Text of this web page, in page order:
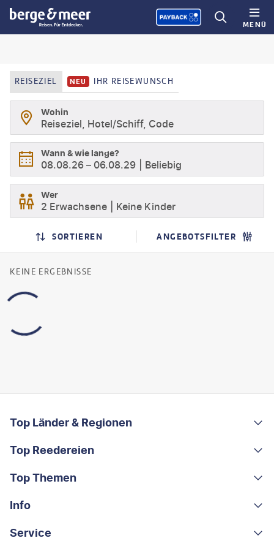
MENÜ
REISEZIEL NEU IHR REISEWUNSCH
Wohin
Reiseziel, Hotel/Schiff, Code
Wann & wie lange?
08.08.26 – 06.08.29 Beliebig
Wer
2 Erwachsene Keine Kinder
SUCHLISTENSEITE
SUCHERGEBNISSE
SORTIEREN ANGEBOTSFILTER
KEINE ERGEBNISSE
Footer navigation
Top Länder & Regionen
Portugal
Albanien
Griechenland
Top Reedereien
AIDA
MSC Cruises
Costa Kreuzfahrten
Top Themen
Rundreisen
Kleingruppen-Rundreisen
Info
Über uns
Service